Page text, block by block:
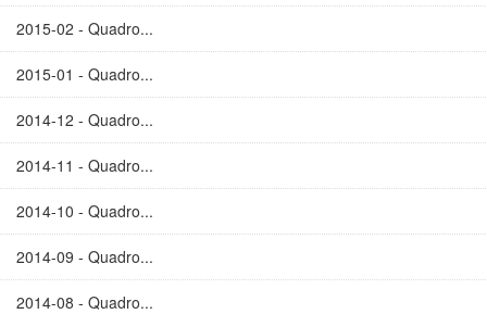
2015-02 - Quadro...
2015-01 - Quadro...
2014-12 - Quadro...
2014-11 - Quadro...
2014-10 - Quadro...
2014-09 - Quadro...
2014-08 - Quadro...